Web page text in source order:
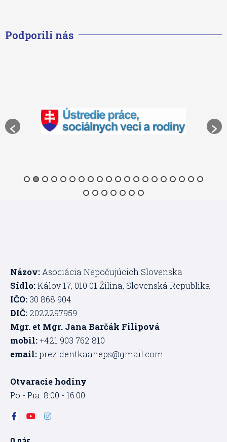
Podporili nás
Názov: Asociácia Nepočujúcich Slovenska
Sídlo:Kálov 17, 010 01 Žilina, Slovenská Republika
IČO: 30 868 904
DIČ: 2022297959
Mgr. et Mgr. Jana Barčák Filipová
mobil:+421 903 762 810
email:prezidentkaaneps@gmail.com
Otvaracie hodiny
Po - Pia: 8:00 - 16:00
F
a
e
Y I
n